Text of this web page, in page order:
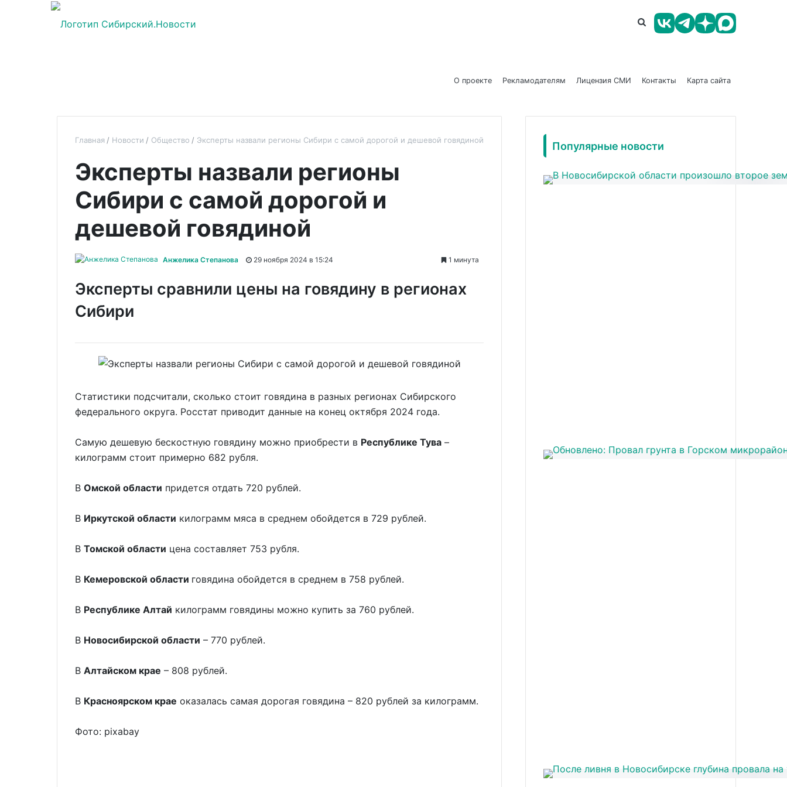
О проекте Рекламодателям Лицензия СМИ Контакты Карта сайта
Главная Новости Общество Эксперты назвали регионы Сибири с самой дорогой и дешевой говядиной
Эксперты назвали регионы
Сибири с самой дорогой и
дешевой говядиной
Анжелика Степанова 29 ноября 2024 в 15:24 1 минута
Эксперты сравнили цены на говядину в регионах
Сибири
Статистики подсчитали, сколько стоит говядина в разных регионах Сибирского
федерального округа. Росстат приводит данные на конец октября 2024 года.
Самую дешевую бескостную говядину можно приобрести в Республике Тува –
килограмм стоит примерно 682 рубля.
В Омской области придется отдать 720 рублей.
В Иркутской области килограмм мяса в среднем обойдется в 729 рублей.
В Томской области цена составляет 753 рубля.
В Кемеровской области говядина обойдется в среднем в 758 рублей.
В Республике Алтай килограмм говядины можно купить за 760 рублей.
В Новосибирской области – 770 рублей.
В Алтайском крае – 808 рублей.
В Красноярском крае оказалась самая дорогая говядина – 820 рублей за килограмм.
Фото: pixabay
Популярные новости